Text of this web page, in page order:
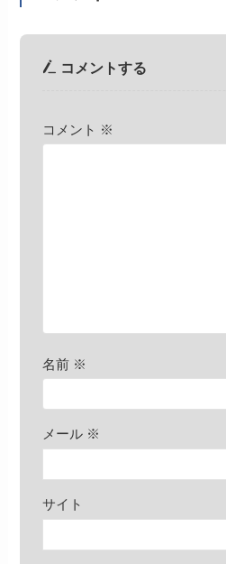
コメントする
コメント ※
名前 ※
メール ※
サイト